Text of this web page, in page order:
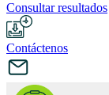
Consultar resultados
Contáctenos